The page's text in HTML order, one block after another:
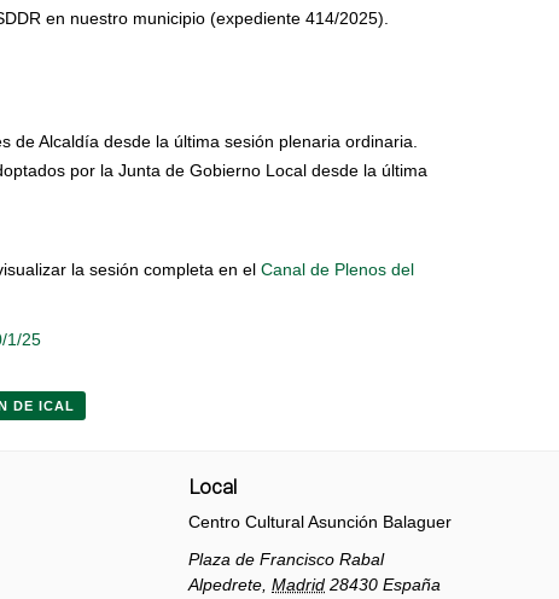
en nuestro municipio (expediente 414/2025).
de Alcaldía desde la última sesión plenaria ordinaria.
por la Junta de Gobierno Local desde la última
la sesión completa en el Canal de Plenos del
1/25
DE ICAL
Local
Centro Cultural Asunción Balaguer
Plaza de Francisco Rabal
Alpedrete Madrid 28430 España